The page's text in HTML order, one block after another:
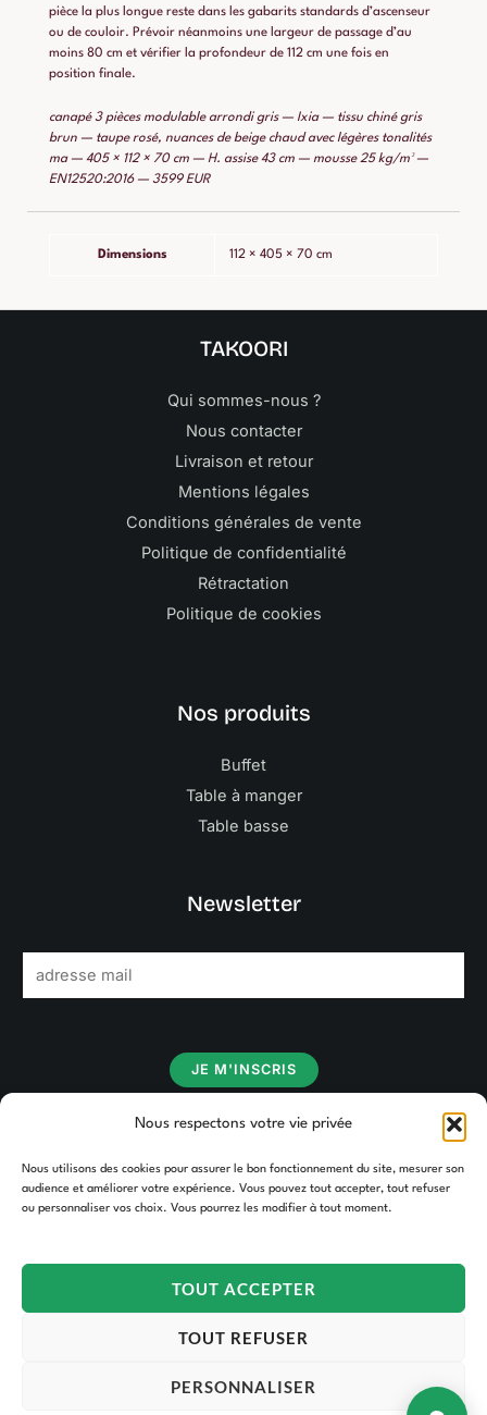
Nous respectons votre vie privée
Nous utilisons des cookies pour assurer le bon fonctionnement du site, mesurer son
audience et améliorer votre expérience. Vous pouvez tout accepter, tout refuser
ou personnaliser vos choix. Vous pourrez les modifier à tout moment.
TOUT ACCEPTER
TOUT REFUSER
PERSONNALISER
pièce la plus longue reste dans les gabarits standards d’ascenseur
ou de couloir. Prévoir néanmoins une largeur de passage d’au
moins 80 cm et vérifier la profondeur de 112 cm une fois en
position finale.
canapé 3 pièces modulable arrondi gris — Ixia — tissu chiné gris
brun — taupe rosé, nuances de beige chaud avec légères tonalités
ma — 405 × 112 × 70 cm — H. assise 43 cm — mousse 25 kg/m³ —
EN12520:2016 — 3599 EUR
Dimensions 112 × 405 × 70 cm
TAKOORI
Qui sommes-nous ?
Nous contacter
Livraison et retour
Mentions légales
Conditions générales de vente
Politique de confidentialité
Rétractation
Politique de cookies
Nos produits
Buffet
Table à manger
Table basse
Newsletter
m
JE M'INSCRIS